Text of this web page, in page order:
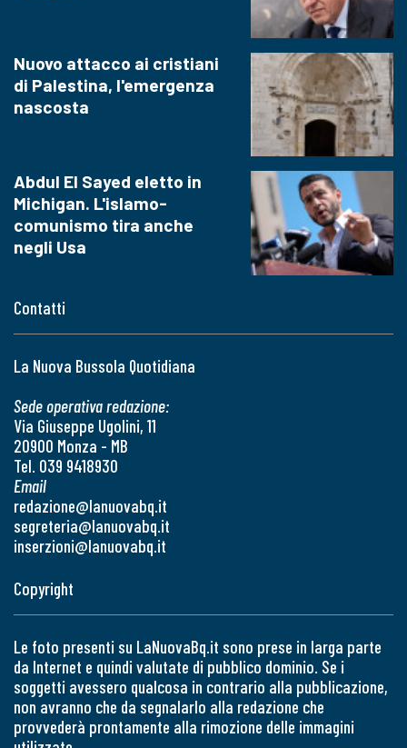
Contatti
La Nuova Bussola Quotidiana
Sede operativa redazione:
Via Giuseppe Ugolini, 11
20900 Monza - MB
Tel. 039 9418930
Email
redazione@lanuovabq.it
segreteria@lanuovabq.it
inserzioni@lanuovabq.it
Nuovo attacco ai cristiani
di Palestina, l'emergenza
nascosta
Abdul El Sayed eletto in
Michigan. L'islamo-
comunismo tira anche
negli Usa
Copyright
Le foto presenti su LaNuovaBq.it sono prese in larga parte
da Internet e quindi valutate di pubblico dominio. Se i
soggetti avessero qualcosa in contrario alla pubblicazione,
non avranno che da segnalarlo alla redazione che
provvederà prontamente alla rimozione delle immagini